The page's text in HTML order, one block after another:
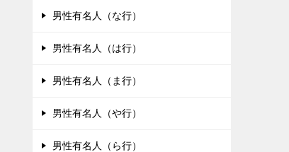
男性有名人（な行）
男性有名人（は行）
男性有名人（ま行）
男性有名人（や行）
男性有名人（ら行）